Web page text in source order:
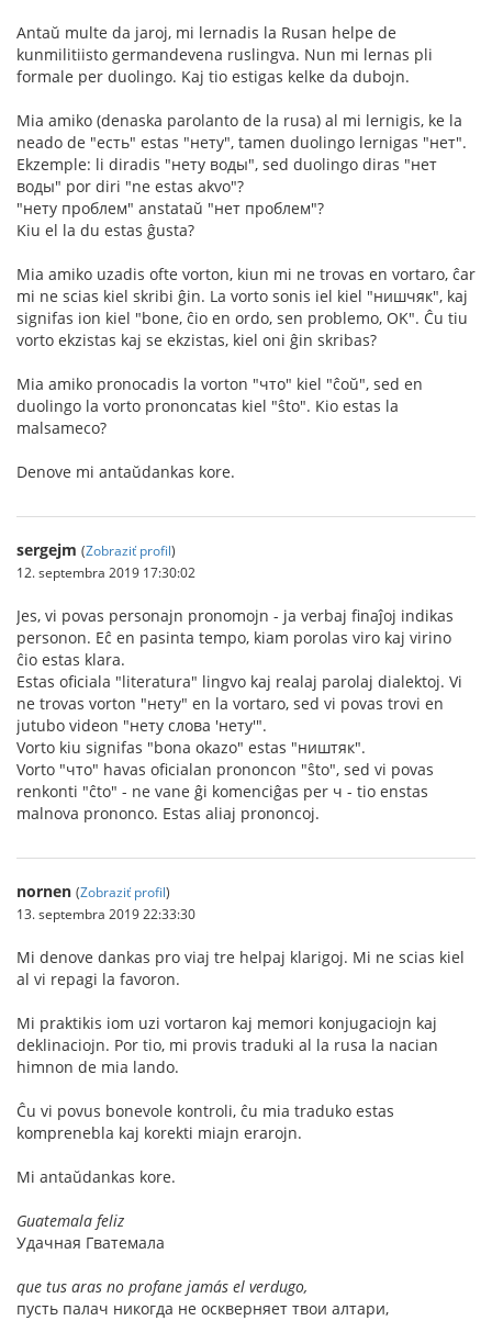
Antaŭ multe da jaroj, mi lernadis la Rusan helpe de
kunmilitiisto germandevena ruslingva. Nun mi lernas pli
formale per duolingo. Kaj tio estigas kelke da dubojn.
Mia amiko (denaska parolanto de la rusa) al mi lernigis, ke la
neado de "есть" estas "нету", tamen duolingo lernigas "нет".
Ekzemple: li diradis "нету воды", sed duolingo diras "нет
воды" por diri "ne estas akvo"?
"нету проблем" anstataŭ "нет проблем"?
Kiu el la du estas ĝusta?
Mia amiko uzadis ofte vorton, kiun mi ne trovas en vortaro, ĉar
mi ne scias kiel skribi ĝin. La vorto sonis iel kiel "нишчяк", kaj
signifas ion kiel "bone, ĉio en ordo, sen problemo, OK". Ĉu tiu
vorto ekzistas kaj se ekzistas, kiel oni ĝin skribas?
Mia amiko pronocadis la vorton "что" kiel "ĉoŭ", sed en
duolingo la vorto prononcatas kiel "ŝto". Kio estas la
malsameco?
Denove mi antaŭdankas kore.
sergejm (Zobraziť profil)
12. septembra 2019 17:30:02
Jes, vi povas personajn pronomojn - ja verbaj finaĵoj indikas
personon. Eĉ en pasinta tempo, kiam porolas viro kaj virino
ĉio estas klara.
Estas oficiala "literatura" lingvo kaj realaj parolaj dialektoj. Vi
ne trovas vorton "нету" en la vortaro, sed vi povas trovi en
jutubo videon "нету слова 'нету'".
Vorto kiu signifas "bona okazo" estas "ништяк".
Vorto "что" havas oficialan prononcon "ŝto", sed vi povas
renkonti "ĉto" - ne vane ĝi komenciĝas per ч - tio enstas
malnova prononco. Estas aliaj prononcoj.
nornen (Zobraziť profil)
13. septembra 2019 22:33:30
Mi denove dankas pro viaj tre helpaj klarigoj. Mi ne scias kiel
al vi repagi la favoron.
Mi praktikis iom uzi vortaron kaj memori konjugaciojn kaj
deklinaciojn. Por tio, mi provis traduki al la rusa la nacian
himnon de mia lando.
Ĉu vi povus bonevole kontroli, ĉu mia traduko estas
komprenebla kaj korekti miajn erarojn.
Mi antaŭdankas kore.
Guatemala feliz
Удачная Гватемала
que tus aras no profane jamás el verdugo,
пусть палач никогда не оскверняет твои алтари,